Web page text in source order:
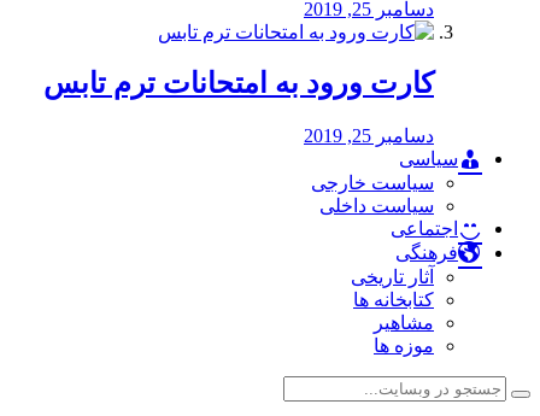
دسامبر 25, 2019
کارت ورود به امتحانات ترم تابس
دسامبر 25, 2019
سیاسی
سیاست خارجی
سیاست داخلی
اجتماعی
فرهنگی
آثار تاریخی
کتابخانه ها
مشاهیر
موزه ها